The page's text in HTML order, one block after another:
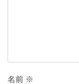
名前 ※